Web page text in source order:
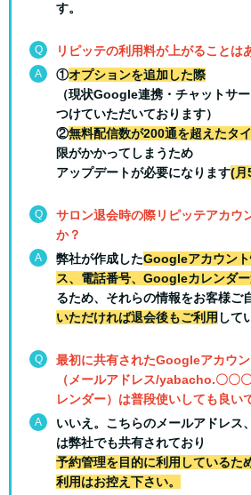
す。
Q リピッテの利用料が上がることは
A ①オプションを追加した際
（現状Google連携・チャットサ
つけていただいております）
②無料配信数が200通を超えたタ
限がかかってしまうため
アップデートが必要になります(月
Q
サロン退会時の際リピッテアカウ
か？
A 弊社が作成したGoogleアカウン
ス、電話番号、Googleカレンダー
るため、それらの情報をお客様ご
いただければ退会後もご利用 して
Q
最初に共有されたGoogleアカウン
（メールアドレス/yabacho.〇〇
レンダー）は普段使いしても良い
A
いいえ。こちらのメールアドレス
は弊社でも共有されており
予約管理を目的に利用しているた
利用はお控え下さい。